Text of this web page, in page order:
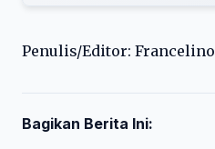
Penulis/Editor: Francelino
Bagikan Berita Ini: